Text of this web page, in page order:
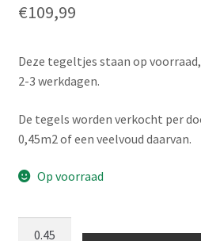
€109,99
Deze tegeltjes staan op
2-3 werkdagen.
De tegels worden verkocht per
0,45m2 of een veelvoud daarvan.
Op voorraad